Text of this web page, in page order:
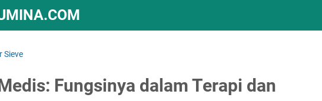
Sieve
Fungsinya dalam Terapi dan